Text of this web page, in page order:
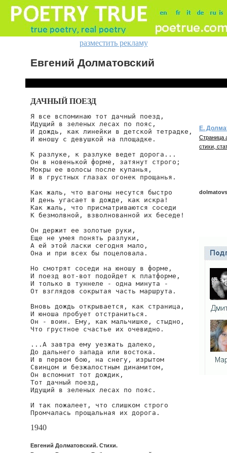
разместить рекламу
Евгений Долматовский
ДАЧНЫЙ ПОЕЗД
Я все вспоминаю тот дачный поезд,
Идущий в зеленых лесах по пояс,
И дождь, как линейки в детской тетрадке,
И юношу с девушкой на площадке.
К разлуке, к разлуке ведет дорога...
Он в новенькой форме, затянут строго;
Мокры ее волосы после купанья,
И в грустных глазах огонек прощанья.
Как жаль, что вагоны несутся быстро
И день угасает в дожде, как искра!
Как жаль, что присматриваются соседи
К безмолвной, взволнованной их беседе!
Он держит ее золотые руки,
Еще не умея понять разлуки,
А ей этой ласки сегодня мало,
Она и при всех бы поцеловала.
Но смотрят соседи на юношу в форме,
И поезд вот-вот подойдет к платформе,
И только в туннеле - одна минута -
От взглядов сокрытая часть маршрута.
Вновь дождь открывается, как страница,
И юноша пробует отстраниться.
Он - воин. Ему, как мальчишке, стыдно,
Что грустное счастье их очевидно.
...А завтра ему уезжать далеко,
До дальнего запада или востока.
И в первом бою, на снегу, изрытом
Свинцом и безжалостным динамитом,
Он вспомнит тот дождик,
Тот дачный поезд,
Идущий в зеленых лесах по пояс.
И так пожалеет, что слишком строго
Промчалась прощальная их дорога.
1940
Евгений Долматовский. Стихи.
Е.
Страница
стихи,